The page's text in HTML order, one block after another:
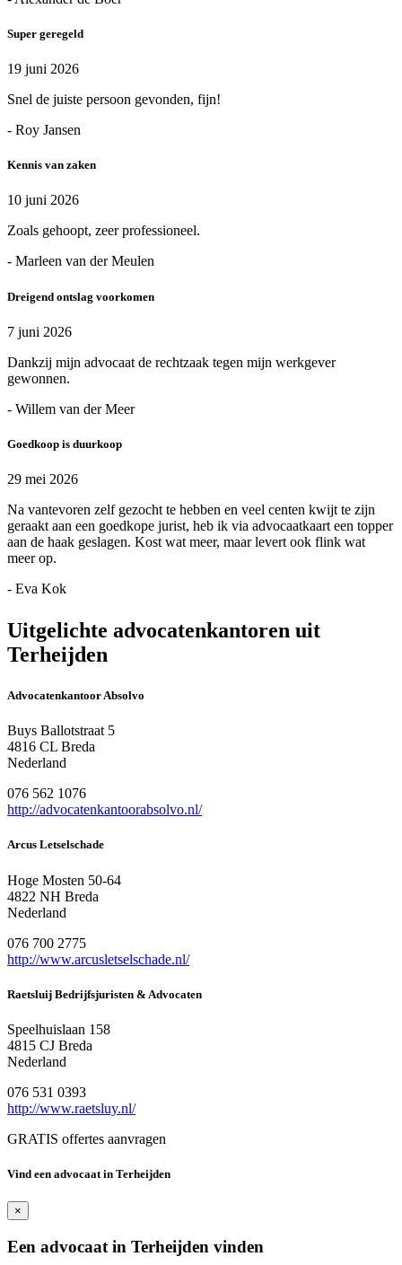
Super geregeld
19 juni 2026
Snel de juiste persoon gevonden, fijn!
- Roy Jansen
Kennis van zaken
10 juni 2026
Zoals gehoopt, zeer professioneel.
- Marleen van der Meulen
Dreigend ontslag voorkomen
7 juni 2026
Dankzij mijn advocaat de rechtzaak tegen mijn werkgever
gewonnen.
- Willem van der Meer
Goedkoop is duurkoop
29 mei 2026
Na vantevoren zelf gezocht te hebben en veel centen kwijt te zijn
geraakt aan een goedkope jurist, heb ik via advocaatkaart een topper
aan de haak geslagen. Kost wat meer, maar levert ook flink wat
meer op.
- Eva Kok
Uitgelichte advocatenkantoren uit
Terheijden
Advocatenkantoor Absolvo
Buys Ballotstraat 5
4816 CL Breda
Nederland
076 562 1076
http://advocatenkantoorabsolvo.nl/
Arcus Letselschade
Hoge Mosten 50-64
4822 NH Breda
Nederland
076 700 2775
http://www.arcusletselschade.nl/
Raetsluij Bedrijfsjuristen & Advocaten
Speelhuislaan 158
4815 CJ Breda
Nederland
076 531 0393
http://www.raetsluy.nl/
GRATIS offertes aanvragen
Vind een advocaat in Terheijden
×
Een advocaat in Terheijden vinden